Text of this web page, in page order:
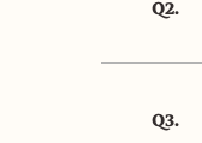
Q2.
Q3.